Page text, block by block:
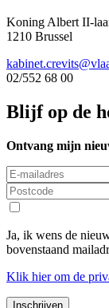
Koning Albert II-
1210 Brussel
02/552 68 00
Blijf op de
Ontvang mijn
Ja, ik wens de
bovenstaand
Klik hierom de